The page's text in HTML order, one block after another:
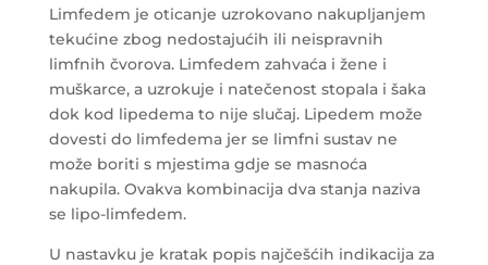
Limfedem je oticanje uzrokovano nakupljanjem
tekućine zbog nedostajućih ili neispravnih
limfnih čvorova. Limfedem zahvaća i žene i
muškarce, a uzrokuje i natečenost stopala i šaka
dok kod lipedema to nije slučaj. Lipedem može
dovesti do limfedema jer se limfni sustav ne
može boriti s mjestima gdje se masnoća
nakupila. Ovakva kombinacija dva stanja naziva
se lipo-limfedem.
U nastavku je kratak popis najčešćih indikacija za